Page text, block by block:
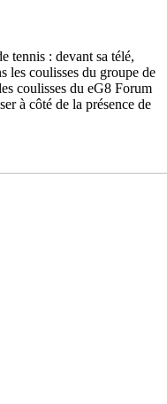
tennis : devant sa télé,
les coulisses du groupe de
coulisses du eG8 Forum
à côté de la présence de